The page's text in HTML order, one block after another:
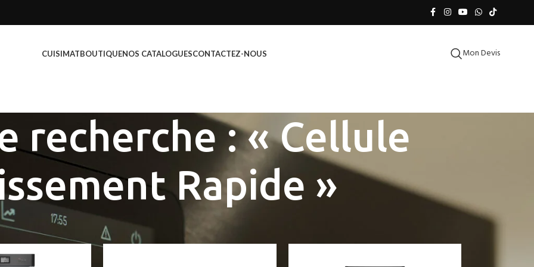
CUISIMATBOUTIQUENOS CATALOGUESCONTACTEZ-NOUS Mon Devis
recherche : « Cellule
Rapide »
Show